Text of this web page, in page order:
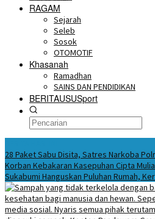
RAGAM
Sejarah
Seleb
Sosok
OTOMOTIF
Khasanah
Ramadhan
SAINS DAN PENDIDIKAN
BERITAUSUSport
28 Paket Sabu Disita, Satres Narkoba
Korban Kebakaran Kasepuhan Cipta
Sukabumi Hanguskan Puluhan Rumah,